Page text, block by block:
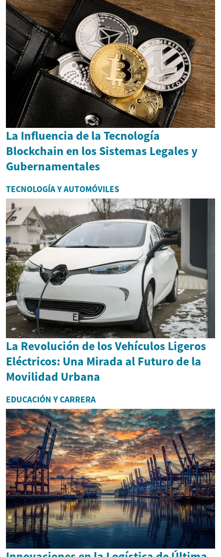
La Influencia de la Tecnología
Blockchain en los Sistemas Legales y
Gubernamentales
TECNOLOGÍA Y AUTOMÓVILES
La Revolución de los Vehículos Ligeros
Eléctricos: Una Mirada al Futuro de la
Movilidad Urbana
EDUCACIÓN Y CARRERA